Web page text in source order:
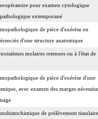
pour examen cytologique
extemporané
de pièce d'exérèse en
d'une structure anatomique
molaires retenues ou à l'état de
de pièce d'exérèse d'une
avec examen des marges
de prélèvement tissulaire